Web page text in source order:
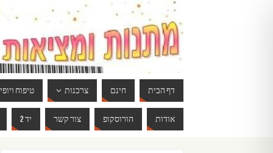
דף הבית חינם צרכנות טיפוח ויופי
אודות הורוסקופ צור קשר יד 2